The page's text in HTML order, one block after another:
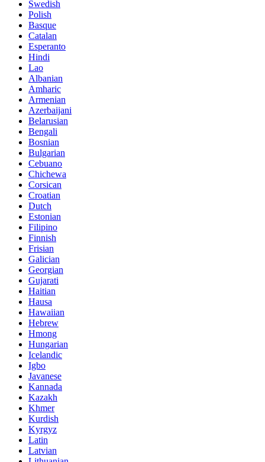
Swedish
Polish
Basque
Catalan
Esperanto
Hindi
Lao
Albanian
Amharic
Armenian
Azerbaijani
Belarusian
Bengali
Bosnian
Bulgarian
Cebuano
Chichewa
Corsican
Croatian
Dutch
Estonian
Filipino
Finnish
Frisian
Galician
Georgian
Gujarati
Haitian
Hausa
Hawaiian
Hebrew
Hmong
Hungarian
Icelandic
Igbo
Javanese
Kannada
Kazakh
Khmer
Kurdish
Kyrgyz
Latin
Latvian